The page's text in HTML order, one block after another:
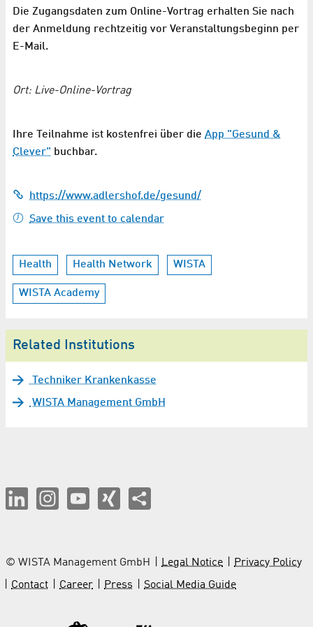
Die Zugangsdaten zum Online-Vortrag erhalten Sie nach
der Anmeldung rechtzeitig vor Veranstaltungsbeginn per
E-Mail.
Ort: Live-Online-Vortrag
Ihre Teilnahme ist kostenfrei über die App "Gesund &
Clever" buchbar.
https://www.adlershof.de/gesund/
Save this event to calendar
Health Health Network WISTA
WISTA Academy
Related Institutions
Techniker Krankenkasse
WISTA Management GmbH
© WISTA Management GmbH Legal Notice
Privacy Policy
Contact
Career Press Social Media Guide